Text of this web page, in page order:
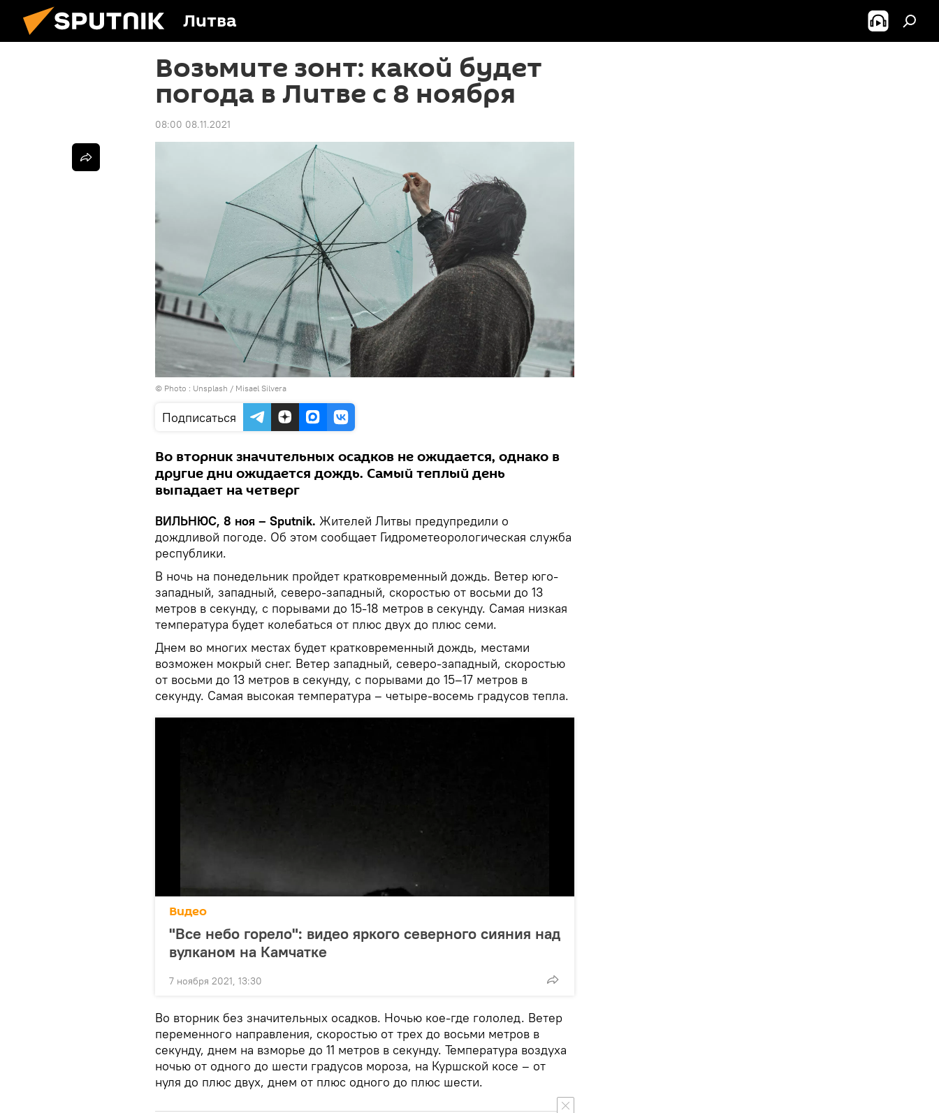
Литва
Возьмите зонт: какой будет
погода в Литве с 8 ноября
08:00 08.11.2021
© Photo : Unsplash / Misael Silvera
Подписаться
Во вторник значительных осадков не ожидается, однако в
другие дни ожидается дождь. Самый теплый день
выпадает на четверг
ВИЛЬНЮС, 8 ноя – Sputnik. Жителей Литвы предупредили о
дождливой погоде. Об этом сообщает Гидрометеорологическая служба
республики.
В ночь на понедельник пройдет кратковременный дождь. Ветер юго-
западный, западный, северо-западный, скоростью от восьми до 13
метров в секунду, с порывами до 15-18 метров в секунду. Самая низкая
температура будет колебаться от плюс двух до плюс семи.
Днем во многих местах будет кратковременный дождь, местами
возможен мокрый снег. Ветер западный, северо-западный, скоростью
от восьми до 13 метров в секунду, с порывами до 15–17 метров в
секунду. Самая высокая температура – четыре-восемь градусов тепла.
Видео
"Все небо горело": видео яркого северного сияния над
вулканом на Камчатке
7 ноября 2021, 13:30
Во вторник без значительных осадков. Ночью кое-где гололед. Ветер
переменного направления, скоростью от трех до восьми метров в
секунду, днем на взморье до 11 метров в секунду. Температура воздуха
ночью от одного до шести градусов мороза, на Куршской косе – от
нуля до плюс двух, днем от плюс одного до плюс шести.